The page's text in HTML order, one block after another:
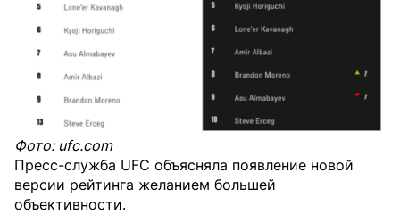
Фото: ufc.com
Пресс-служба UFC объясняла появление новой
версии рейтинга желанием большей
объективности.